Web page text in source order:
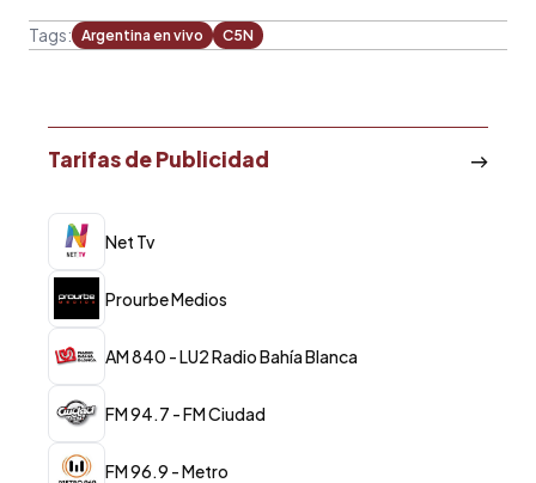
Tags: Argentina en vivo C5N
Tarifas de Publicidad
Net Tv
Prourbe Medios
AM 840 - LU2 Radio Bahía Blanca
FM 94.7 - FM Ciudad
FM 96.9 - Metro